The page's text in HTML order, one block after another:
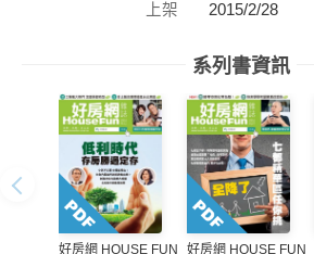
上架
2015/2/28
系列書資訊
好房網 HOUSE FUN
好房網 HOUSE FUN